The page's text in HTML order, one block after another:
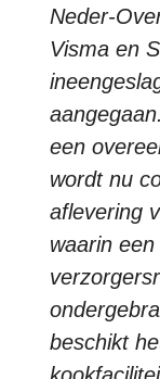
Neder-
Visma en
een
wordt nu
aflevering
waarin
beschikt